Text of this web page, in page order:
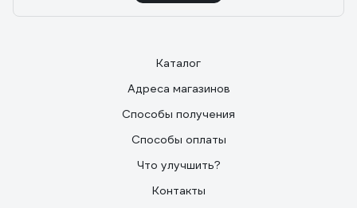
Каталог
Адреса магазинов
Способы получения
Способы оплаты
Что улучшить?
Контакты